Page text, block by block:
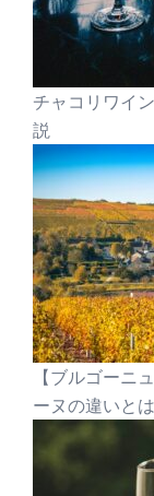
チャコリワイ
説
【ブルゴーニ
ーヌの違いと